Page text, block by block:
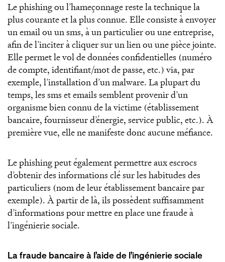
Le phishing ou l’hameçonnage reste la technique la
plus courante et la plus connue. Elle consiste à envoyer
un email ou un sms, à un particulier ou une entreprise,
afin de l’inciter à cliquer sur un lien ou une pièce jointe.
Elle permet le vol de données confidentielles (numéro
de compte, identifiant/mot de passe, etc.) via, par
exemple, l’installation d’un malware. La plupart du
temps, les sms et emails semblent provenir d’un
organisme bien connu de la victime (établissement
bancaire, fournisseur d’énergie, service public, etc.). À
première vue, elle ne manifeste donc aucune méfiance.
Le phishing peut également permettre aux escrocs
d’obtenir des informations clé sur les habitudes des
particuliers (nom de leur établissement bancaire par
exemple). À partir de là, ils possèdent suffisamment
d’informations pour mettre en place une fraude à
l’ingénierie sociale.
La fraude bancaire à l’aide de l’ingénierie sociale